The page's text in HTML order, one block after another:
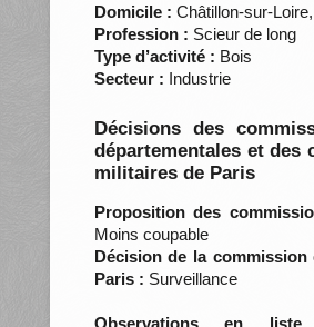
Domicile : Châtillon-sur-
Profession : Scieur de long
Type d’activité : Bois
Secteur : Industrie
Décisions des
départementales et des
militaires de Paris
Proposition des
Moins coupable
Décision de la commission
Paris : Surveillance
Observations en